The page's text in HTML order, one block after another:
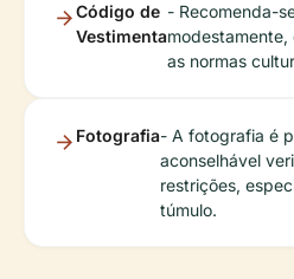
Código de
Vestimenta
- Recomenda-
as normas
Fotografia- A fotografia é
aconselhável
restrições,
túmulo.